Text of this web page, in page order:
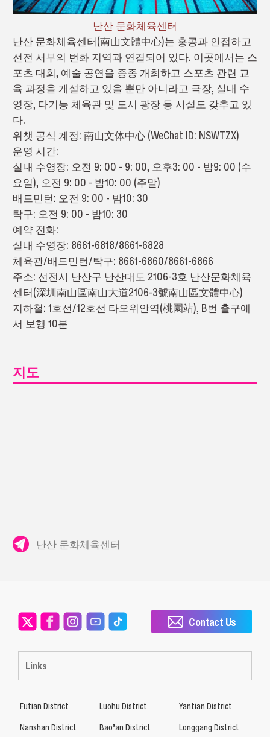
난산 문화체육센터
난산 문화체육센터(南山文體中心)는 홍콩과 인접하고
선전 서부의 번화 지역과 연결되어 있다. 이곳에서는 스
포츠 대회, 예술 공연을 종종 개최하고 스포츠 관련 교
육 과정을 개설하고 있을 뿐만 아니라고 극장, 실내 수
영장, 다기능 체육관 및 도시 광장 등 시설도 갖추고 있
다.
위챗 공식 계정: 南山文体中心 (WeChat ID: NSWTZX)
운영 시간:
실내 수영장: 오전 9: 00 - 9: 00, 오후3: 00 - 밤9: 00 (수
요일), 오전 9: 00 - 밤10: 00 (주말)
배드민턴: 오전 9: 00 - 밤10: 30
탁구: 오전 9: 00 - 밤10: 30
예약 전화:
실내 수영장: 8661-6818/8661-6828
체육관/배드민턴/탁구: 8661-6860/8661-6866
주소: 선전시 난산구 난산대도 2106-3호 난산문화체육
센터(深圳南山區南山大道2106-3號南山區文體中心)
지하철: 1호선/12호선 타오위안역(桃園站), B번 출구에
서 보행 10분
지도
난산 문화체육센터
Links
Contact Us
Futian District Luohu District
Yantian District
Nanshan District
Bao’an District Longgang District